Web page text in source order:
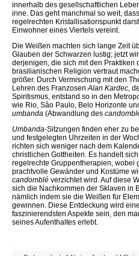
innerhalb des gesellschaftlichen
inne. Das geht manchmal so weit,
regelrechten Kristallisationspunkt
Einwohner eines Viertels vereint.
Die Weißen machten sich lange Zeit
Glauben der Schwarzen lustig; jetzt
derjenigen, die sich mit den Praktiken
brasilianischen Religion vertraut
größer. Durch Vermischung mit den
Lehren des Franzosen Alan Kardec ,
Spiritismus, entstand so in den
wie Rio, Sâo Paulo, Belo Horizonte
umbanda (Abwandlung des
Umbanda-Sitzungen finden eher zu
und festgelegten Uhrzeiten in der
richten sich weniger nach dem
christlichen Gottheiten. Es handelt
regelrechte Gruppentherapien, wobei
prachtvolle Gewänder und Kostüme
candomblé verzichtet wird. Auf diese
sich die Nachkommen der Sklaven in
nämlich indem sie die Weißen für
gewinnen. Diese Entdeckung wird
faszinierendsten Aspekte sein, den
seines Aufenthaltes erlebt.